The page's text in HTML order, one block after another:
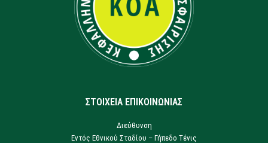
ΣΤΟΙΧΕΙΑ ΕΠΙΚΟΙΝΩΝΙΑΣ
Διεύθυνση
Εντός Εθνικού Σταδίου – Γήπεδο Τένις